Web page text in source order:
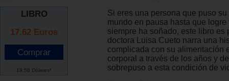
LIBRO
17.62 Euros
19.56 Dólares*
Si eres una persona que puso
mundo en pausa hasta que logre
siempre ha soñado, este libro es
doctora Luisa Cueto narra una
complicada con su alimentación
corporal a través de los años y
sobrepuso a esta condición de